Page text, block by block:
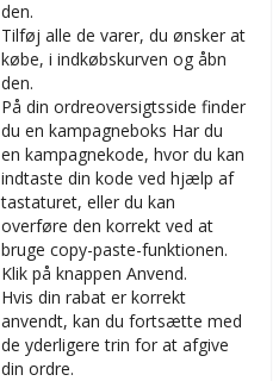
den.
Tilføj alle de varer, du ønsker at
købe, i indkøbskurven og åbn
den.
På din ordreoversigtsside finder
du en kampagneboks Har du
en kampagnekode, hvor du kan
indtaste din kode ved hjælp af
tastaturet, eller du kan
overføre den korrekt ved at
bruge copy-paste-funktionen.
Klik på knappen Anvend.
Hvis din rabat er korrekt
anvendt, kan du fortsætte med
de yderligere trin for at afgive
din ordre.